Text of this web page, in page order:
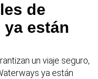
de
ya están
un viaje seguro,
ya están